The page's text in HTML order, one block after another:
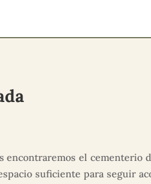
el cementerio
suficiente para seguir